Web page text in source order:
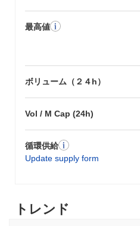
最高値
ボリューム（２４h）
Vol / M Cap (24h)
循環供給
Update supply form
トレンド